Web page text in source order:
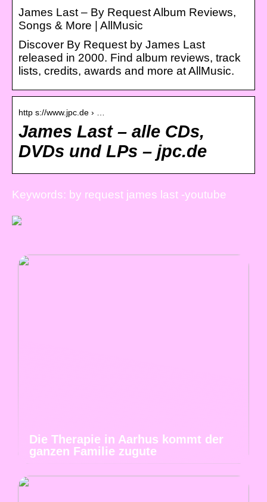
James Last – By Request Album Reviews,
Songs & More | AllMusic
Discover By Request by James Last
released in 2000. Find album reviews, track
lists, credits, awards and more at AllMusic.
http s://www.jpc.de › …
James Last – alle CDs,
DVDs und LPs – jpc.de
Keywords: by request james last -youtube
Die Therapie in Aarhus kommt der
ganzen Familie zugute